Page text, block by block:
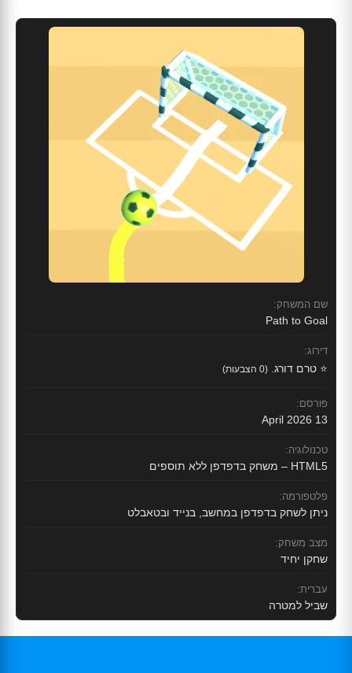
שם המשחק:
Path to Goal
דירוג:
⭐ טרם דורג. (0 הצבעות)
פורסם:
13 April 2026
טכנולוגיה:
HTML5 – משחק בדפדפן ללא תוספים
פלטפורמה:
ניתן לשחק בדפדפן במחשב, בנייד ובטאבלט
מצב משחק:
שחקן יחיד
עברית:
שביל למטרה